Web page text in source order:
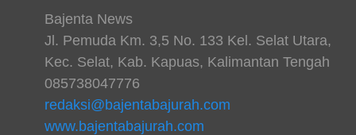
Bajenta News
Jl. Pemuda Km. 3,5 No. 133 Kel. Selat Utara,
Kec. Selat, Kab. Kapuas, Kalimantan Tengah
085738047776
redaksi@bajentabajurah.com
www.bajentabajurah.com